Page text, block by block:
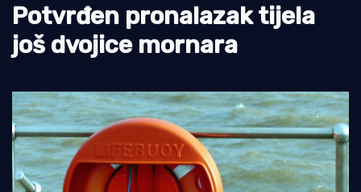
Ekologija
Potvrđen pronalazak tijela
još dvojice mornara